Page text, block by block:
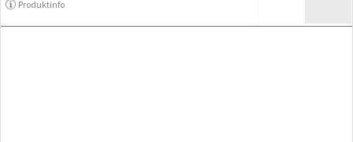
Produktinfo